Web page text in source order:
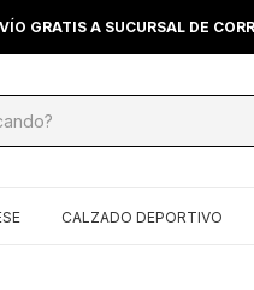
GRATIS A SUCURSAL DE
CALZADO DEPORTIVO